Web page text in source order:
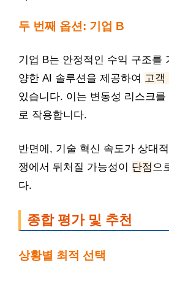
두 번째 옵션: 기업 B
기업 B는 안정적인 수익 구조를
양한 AI 솔루션을 제공하여 고객
있습니다. 이는 변동성 리스크
로 작용합니다.
반면에, 기술 혁신 속도가 상대
쟁에서 뒤처질 가능성이 단점으
다.
종합 평가 및 추천
상황별 최적 선택